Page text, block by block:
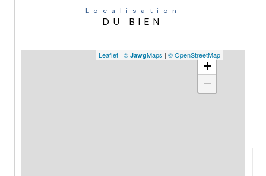
Localisation
DU BIEN
+
−
Leaflet | © JawgMaps | © OpenStreetMap